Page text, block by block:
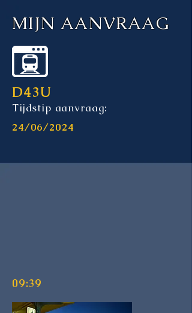
MIJN AANVRAAG
D43U
Tijdstip aanvraag:
24/06/2024
09:39